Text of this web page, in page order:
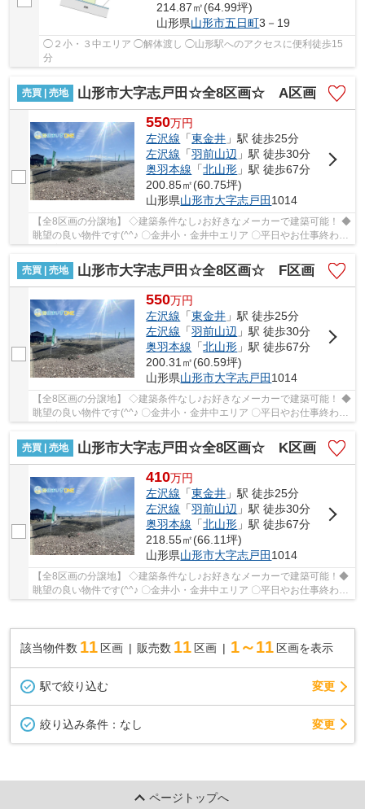
214.87㎡(64.99坪)
山形県山形市五日町3－19
◯２小・３中エリア ◯解体渡し ◯山形駅へのアクセスに便利徒歩15
分
売買 | 売地 山形市大字志戸田☆全8区画☆ A区画
550万円
左沢線 「東金井 」駅 徒歩25分
左沢線 「羽前山辺 」駅 徒歩30分
奥羽本線 「北山形 」駅 徒歩67分
200.85㎡(60.75坪)
山形県山形市大字志戸田 1014
【全8区画の分譲地】 ◇建築条件なし♪お好きなメーカーで建築可能！ ◆
眺望の良い物件です(^^♪ 〇金井小・金井中エリア 〇平日やお仕事終わり
売買 | 売地
山形市大字志戸田☆全8区画☆ F区画
550万円
左沢線 「東金井 」駅 徒歩25分
左沢線 「羽前山辺 」駅 徒歩30分
奥羽本線 「北山形 」駅 徒歩67分
200.31㎡(60.59坪)
山形県山形市大字志戸田 1014
【全8区画の分譲地】 ◇建築条件なし♪お好きなメーカーで建築可能！ ◆
眺望の良い物件です(^^♪ 〇金井小・金井中エリア 〇平日やお仕事終わり
のご案内も可能です♪ ◯建築業者のご紹介や無...
売買 | 売地
山形市大字志戸田☆全8区画☆ K区画
410万円
左沢線 「東金井 」駅 徒歩25分
左沢線 「羽前山辺 」駅 徒歩30分
奥羽本線 「北山形 」駅 徒歩67分
218.55㎡(66.11坪)
山形県山形市大字志戸田 1014
【全8区画の分譲地】 ◇建築条件なし♪お好きなメーカーで建築可能！◆
眺望の良い物件です(^^♪ 〇金井小・金井中エリア 〇平日やお仕事終わり
のご案内も可能です♪ ◯建築業者のご紹介や無...
該当物件数 11 区画 販売数 11 区画 1～11 区画を表示
駅で絞り込む 変更
絞り込み条件： なし 変更
ページトップへ